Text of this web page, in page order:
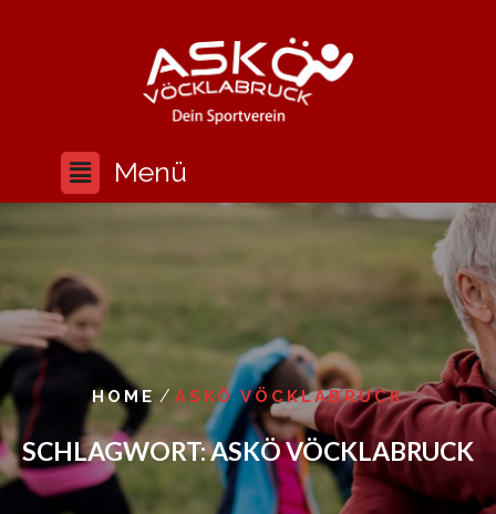
HOME / ASKÖ VÖCKLABRUCK
SCHLAGWORT:ASKÖ VÖCKLABRUCK